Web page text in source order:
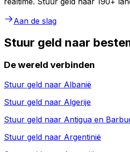
Aan de slag
Stuur geld naar
De wereld verbinden
Stuur geld naar Albanië
Stuur geld naar Algerije
Stuur geld naar Antigua en
Stuur geld naar Argentinië